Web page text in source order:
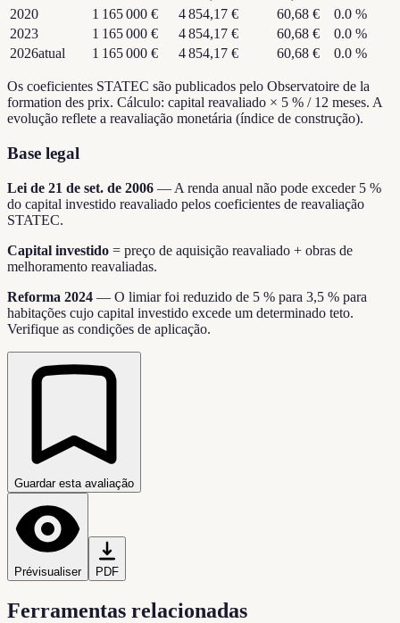
2020
1 165 000 € 4 854,17 € 60,68 € 0.0 %
2023
1 165 000 € 4 854,17 € 60,68 € 0.0 %
2026atual 1 165 000 € 4 854,17 € 60,68 € 0.0 %
Os coeficientes STATEC são publicados pelo Observatoire de la
formation des prix. Cálculo: capital reavaliado × 5 % / 12 meses. A
evolução reflete a reavaliação monetária (índice de construção).
Base legal
Lei de 21 de set. de 2006 — A renda anual não pode exceder 5 %
do capital investido reavaliado pelos coeficientes de reavaliação
STATEC.
Capital investido = preço de aquisição reavaliado + obras de
melhoramento reavaliadas.
Reforma 2024 — O limiar foi reduzido de 5 % para 3,5 % para
habitações cujo capital investido excede um determinado teto.
Verifique as condições de aplicação.
Guardar esta avaliação
Prévisualiser PDF
Ferramentas relacionadas